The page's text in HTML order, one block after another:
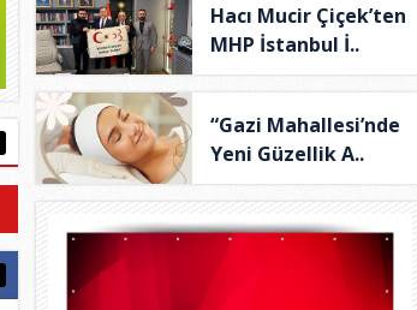
Hacı Mucir Çiçek’ten
MHP İstanbul İ..
“Gazi Mahallesi’nde
Yeni Güzellik A..